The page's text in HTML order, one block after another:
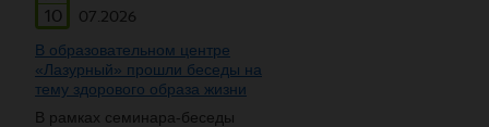
10
07.2026
В образовательном центре
«Лазурный» прошли беседы на
тему здорового образа жизни
В рамках семинара-беседы